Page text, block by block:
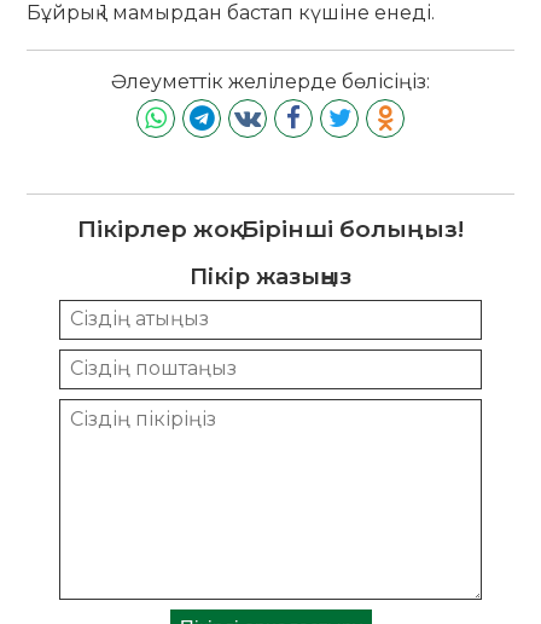
Бұйрық 1 мамырдан бастап күшіне енеді.
Әлеуметтік желілерде бөлісіңіз:
Пікірлер жоқ. Бірінші болыңыз!
Пікір жазыңыз